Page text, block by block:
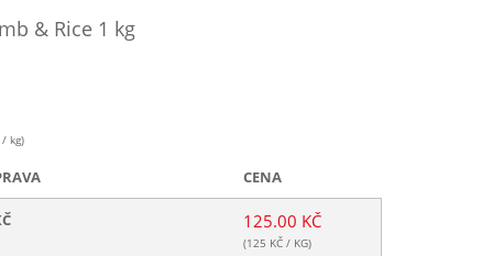
& Rice 1 kg
kg)
CENA
125.00 KČ
(125 KČ / KG)